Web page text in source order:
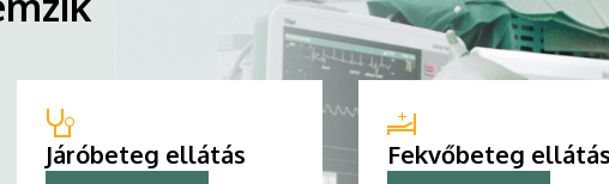
Járóbeteg ellátás Fekvőbeteg